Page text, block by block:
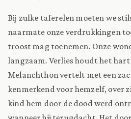
Bij zulke taferelen moeten we
naarmate onze verdrukkingen
troost mag toenemen. Onze
langzaam. Verlies houdt het
Melanchthon vertelt met een
kenmerkend voor hemzelf, over
kind hem door de dood werd